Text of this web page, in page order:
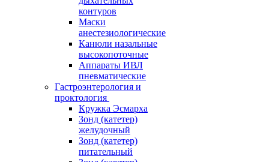
контуров
Маски
анестезиологические
Канюли назальные
высокопоточные
Аппараты ИВЛ
пневматические
Гастроэнтерология и
проктология
Кружка Эсмарха
Зонд (катетер)
желудочный
Зонд (катетер)
питательный